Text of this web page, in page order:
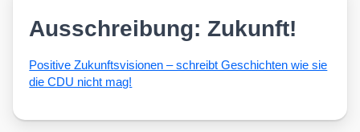
Ausschreibung: Zukunft!
Posi­ti­ve Zukunfts­vi­sio­nen – schreibt Geschich­ten wie sie
die CDU nicht mag!